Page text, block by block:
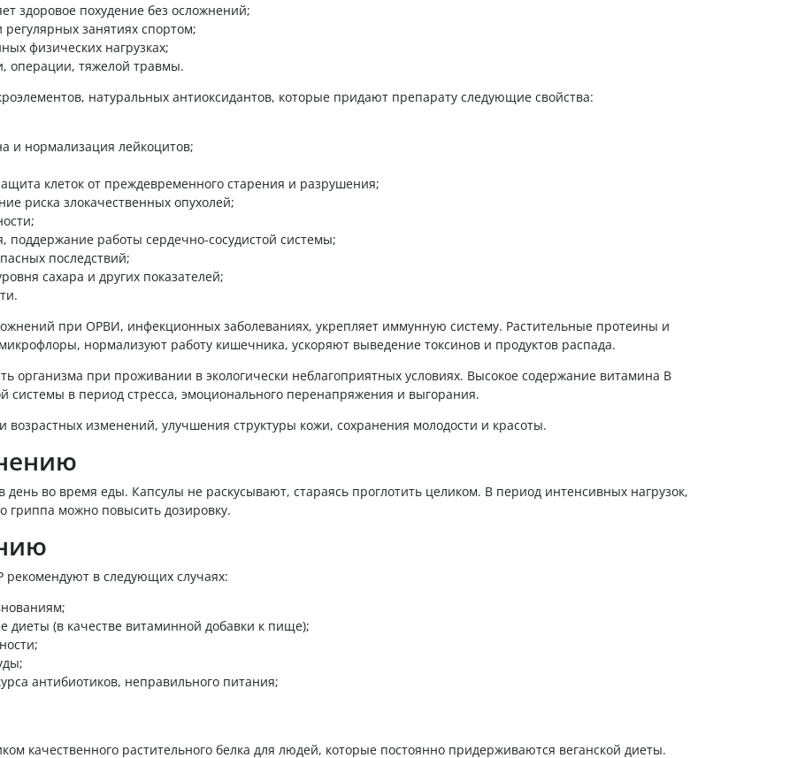
здоровое похудение без осложнений;
занятиях спортом;
физических нагрузках;
операции, тяжелой травмы.
натуральных антиоксидантов, которые придают препарату следующие свойства:
и нормализация лейкоцитов;
клеток от преждевременного старения и разрушения;
риска злокачественных опухолей;
поддержание работы сердечно-сосудистой системы;
последствий;
сахара и других показателей;
при ОРВИ, инфекционных заболеваниях, укрепляет иммунную систему. Растительные протеины и
нормализуют работу кишечника, ускоряют выведение токсинов и продуктов распада.
организма при проживании в экологически неблагоприятных условиях. Высокое содержание витамина B
системы в период стресса, эмоционального перенапряжения и выгорания.
изменений, улучшения структуры кожи, сохранения молодости и красоты.
во время еды. Капсулы не раскусывают, стараясь проглотить целиком. В период интенсивных нагрузок,
гриппа можно повысить дозировку.
рекомендуют в следующих случаях:
(в качестве витаминной добавки к пище);
антибиотиков, неправильного питания;
качественного растительного белка для людей, которые постоянно придерживаются веганской диеты.